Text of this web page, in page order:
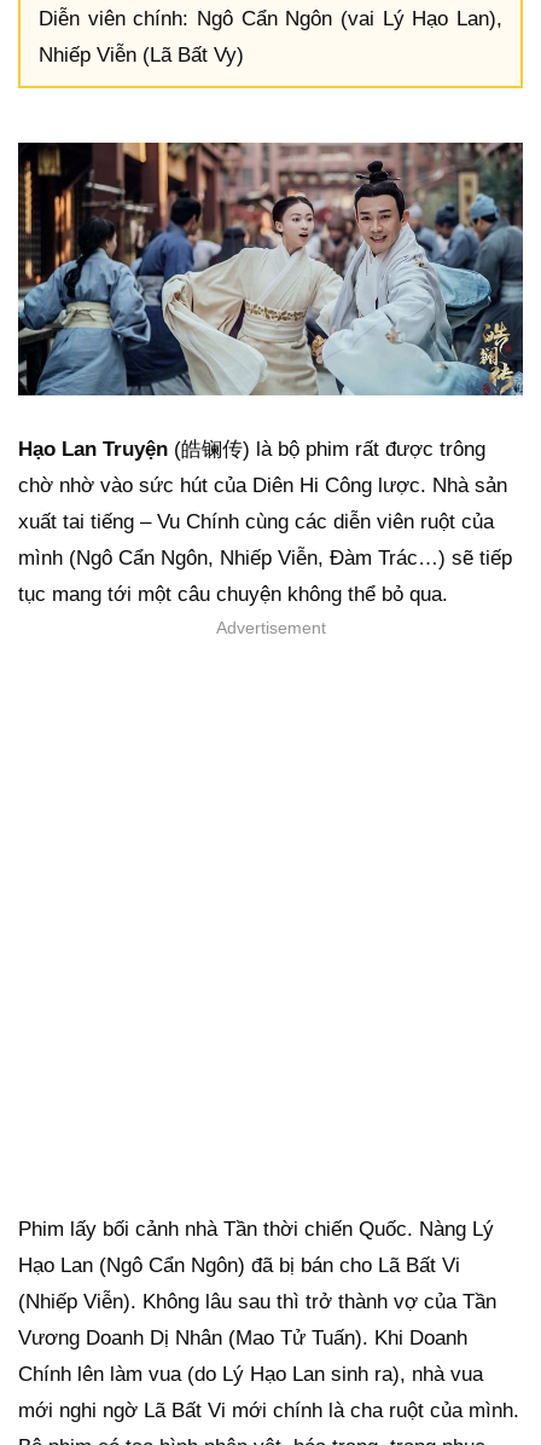
Diễn viên chính: Ngô Cẩn Ngôn (vai Lý Hạo Lan),
Nhiếp Viễn (Lã Bất Vy)
Hạo Lan Truyện (皓镧传) là bộ phim rất được trông
chờ nhờ vào sức hút của Diên Hi Công lược. Nhà sản
xuất tai tiếng – Vu Chính cùng các diễn viên ruột của
mình (Ngô Cẩn Ngôn, Nhiếp Viễn, Đàm Trác…) sẽ tiếp
tục mang tới một câu chuyện không thể bỏ qua.
Advertisement
Phim lấy bối cảnh nhà Tần thời chiến Quốc. Nàng Lý
Hạo Lan (Ngô Cẩn Ngôn) đã bị bán cho Lã Bất Vi
(Nhiếp Viễn). Không lâu sau thì trở thành vợ của Tần
Vương Doanh Dị Nhân (Mao Tử Tuấn). Khi Doanh
Chính lên làm vua (do Lý Hạo Lan sinh ra), nhà vua
mới nghi ngờ Lã Bất Vi mới chính là cha ruột của mình.